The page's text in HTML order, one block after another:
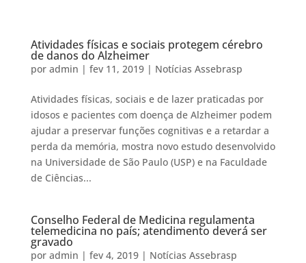
Atividades físicas e sociais protegem cérebro
de danos do Alzheimer
por admin | fev 11, 2019| Notícias Assebrasp
Atividades físicas, sociais e de lazer praticadas por
idosos e pacientes com doença de Alzheimer podem
ajudar a preservar funções cognitivas e a retardar a
perda da memória, mostra novo estudo desenvolvido
na Universidade de São Paulo (USP) e na Faculdade
de Ciências...
Conselho Federal de Medicina regulamenta
telemedicina no país; atendimento deverá ser
gravado
por admin | fev 4, 2019| Notícias Assebrasp